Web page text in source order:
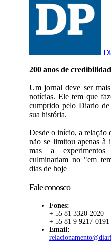
200 anos de
Um jornal deve ser
notícias. Ele tem que
cumprido pelo Diario
sua história.
Desde o início, a relação
não se limitou apenas à
mas a
culminariam no "em
dias de hoje
Fale conosco
Fones:
+ 55 81 3320-2020
+ 55 81 9 9217-0191
Email: